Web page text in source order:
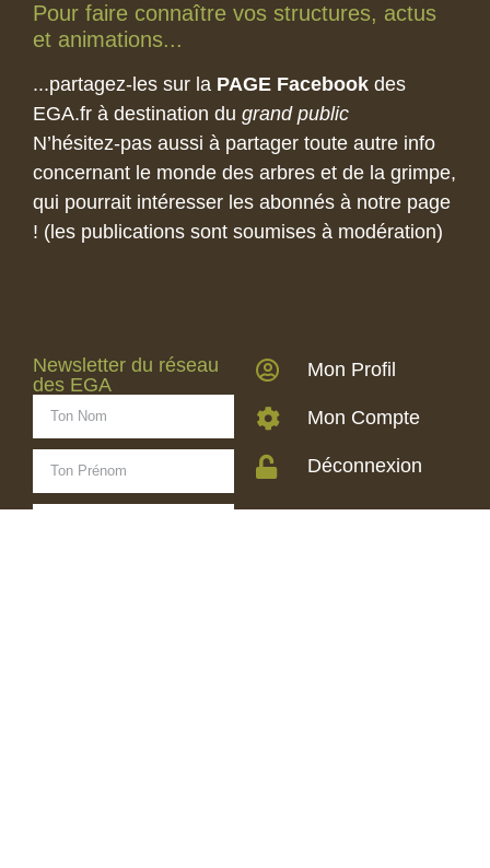
Pour faire connaître vos structures, actus
et animations...
...partagez-les sur la PAGE Facebook des
EGA.fr à destination du grand public
N’hésitez-pas aussi à partager toute autre info
concernant le monde des arbres et de la grimpe,
qui pourrait intéresser les abonnés à notre page
! (les publications sont soumises à modération)
Newsletter du réseau
des EGA
Mon Profil
Mon Compte
Déconnexion